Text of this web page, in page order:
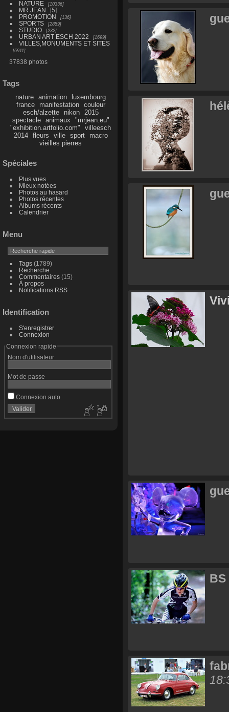
NATURE 10336
MR JEAN
5
PROMOTION
136
SPORTS 2859
STUDIO 232
URBAN ART ESCH 2022 1699
VILLES,MONUMENTS ET SITES
6911
37838 photos
Tags
nature animation
luxembourg
france
manifestation
couleur
esch/alzette
nikon
2015
spectacle
animaux
"mrjean.eu"
"exhibition.artfolio.com"
villeesch
2014
fleurs ville sport
macro
vieilles pierres
Spéciales
Plus vues
Mieux notées
Photos au hasard
Photos récentes
Albums récents
Calendrier
Menu
Tags(1789)
Recherche
Commentaires(15)
À propos
Notifications RSS
Identification
S'enregistrer
Connexion
Connexion rapide
Nom d'utilisateur
Mot de passe
Connexion auto
BS